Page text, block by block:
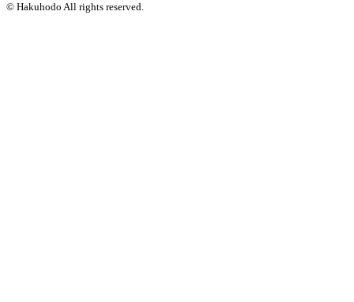
© Hakuhodo All rights reserved.